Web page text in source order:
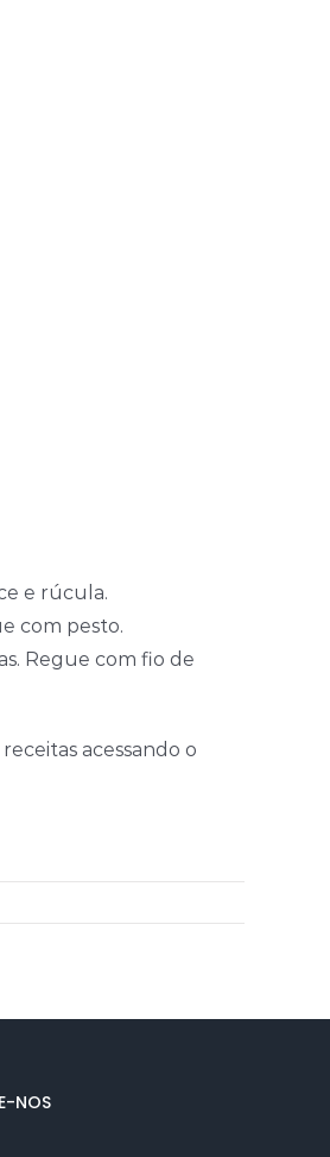
e rúcula.
com pesto.
Regue com fio de
acessando o
NOS